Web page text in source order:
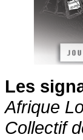
Les
Afrique
Collectif